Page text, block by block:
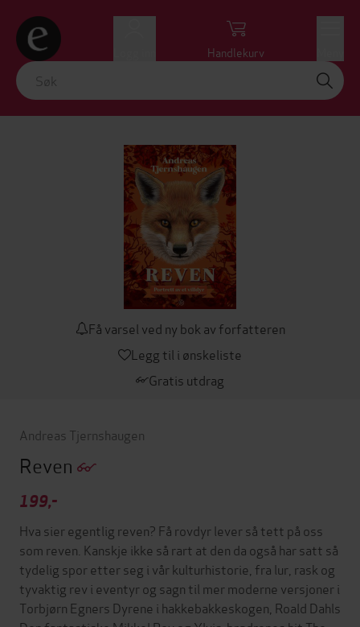
Handlekurv
Få varsel ved ny bok av forfatteren
Legg til i ønskeliste
Gratis utdrag
Andreas Tjernshaugen
Reven
199,-
Hva sier egentlig reven? Få rovdyr lever så tett på oss
som reven. Kanskje ikke så rart at den da også har satt så
tydelig spor etter seg i vår kulturhistorie, fra lur, rask og
tyvaktig rev i eventyr og sagn til mer moderne versjoner i
Torbjørn Egners Dyrene i hakkebakkeskogen, Roald Dahls